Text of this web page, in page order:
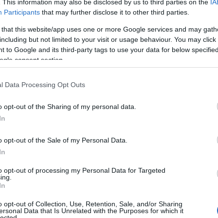
This information may also be disclosed by us to third parties on the
Participants that may further disclose it to other third parties.
that this website/app uses one or more Google services and may
but not limited to your visit or usage behaviour. You may
to Google and its third-party tags to use your data for below
consent section.
Data Processing Opt Outs
opt-out of the Sharing of my personal data.
opt-out of the Sale of my Personal Data.
opt-out of processing my Personal Data for Targeted
opt-out of Collection, Use, Retention, Sale, and/or Sharing
Data that Is Unrelated with the Purposes for which it
dichiarato.
di terzi, secondo le quali io avrei fatto
Ze Maria affinché venisse con me in Under
un vero e proprio
allenatore della prima squadra Ze Maria, ho
Ninni Corda di aver scelto di restare solo alla
agito correttamente,rispettando le
al direttore sportivo, anziché direttamente
squadra è stata segnata anche da altri
competenza della dirigenza . Oltre al suo
di alcuni giocatori simbolo del club, tra
che sarebbe stato messo fuori rosa
che, a suo dire, non trova riscontro sul
e dà tutto per la squadra, è un